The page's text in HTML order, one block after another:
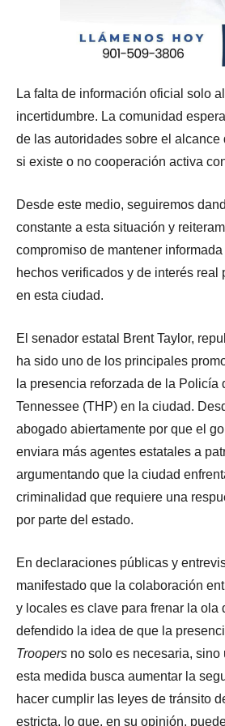
La falta de información oficial solo
incertidumbre. La comunidad
de las autoridades sobre el alcance
si existe o no cooperación activa
Desde este medio, seguiremos
constante a esta situación y
compromiso de mantener
hechos verificados y de interés real
en esta ciudad.
El senador estatal Brent Taylor,
ha sido uno de los principales
la presencia reforzada de la Policía
Tennessee (THP) en la ciudad.
abogado abiertamente por que el
enviara más agentes estatales a
argumentando que la ciudad
criminalidad que requiere una
por parte del estado.
En declaraciones públicas y
manifestado que la colaboración
y locales es clave para frenar la ola
defendido la idea de que la
Troopers no solo es necesaria, sino
esta medida busca aumentar la
hacer cumplir las leyes de tránsito
estricta, lo que, en su opinión,